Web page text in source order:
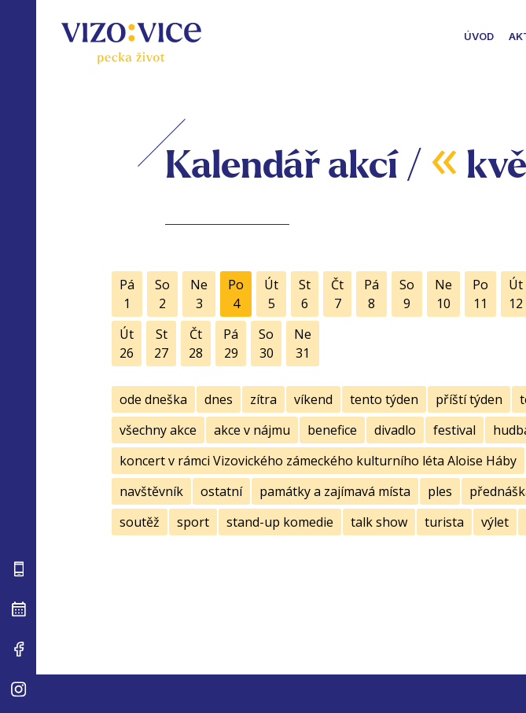
ÚVOD
Kalendář akcí / «
Pá
1
So
2
Ne
3
Po
4
Út
5
St
6
Čt
7
Pá
8
So
9
Ne
10
Po
11
Út
12
Út
26
St
27
Čt
28
Pá
29
So
30
Ne
31
ode dneška dnes zítra víkend tento týden příští týden
všechny akce
akce v nájmu benefice divadlo festival
koncert v rámci Vizovického zámeckého kulturního léta Aloise Háby
navštěvník
ostatní památky a zajímavá místa ples
soutěž
sport stand-up komedie talk show turista výlet